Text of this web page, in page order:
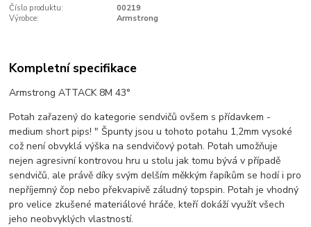
Číslo produktu:
00219
Výrobce:
Armstrong
Kompletní specifikace
Armstrong ATTACK 8M 43°
Potah zařazený do kategorie sendvičů ovšem s přídavkem -
medium short pips! " Špunty jsou u tohoto potahu 1,2mm vysoké
což není obvyklá výška na sendvičový potah. Potah umožňuje
nejen agresivní kontrovou hru u stolu jak tomu bývá v případě
sendvičů, ale právě díky svým delším měkkým řapíkům se hodí i pro
nepříjemný čop nebo překvapivě záludný topspin. Potah je vhodný
pro velice zkušené materiálové hráče, kteří dokáží využít všech
jeho neobvyklých vlastností.